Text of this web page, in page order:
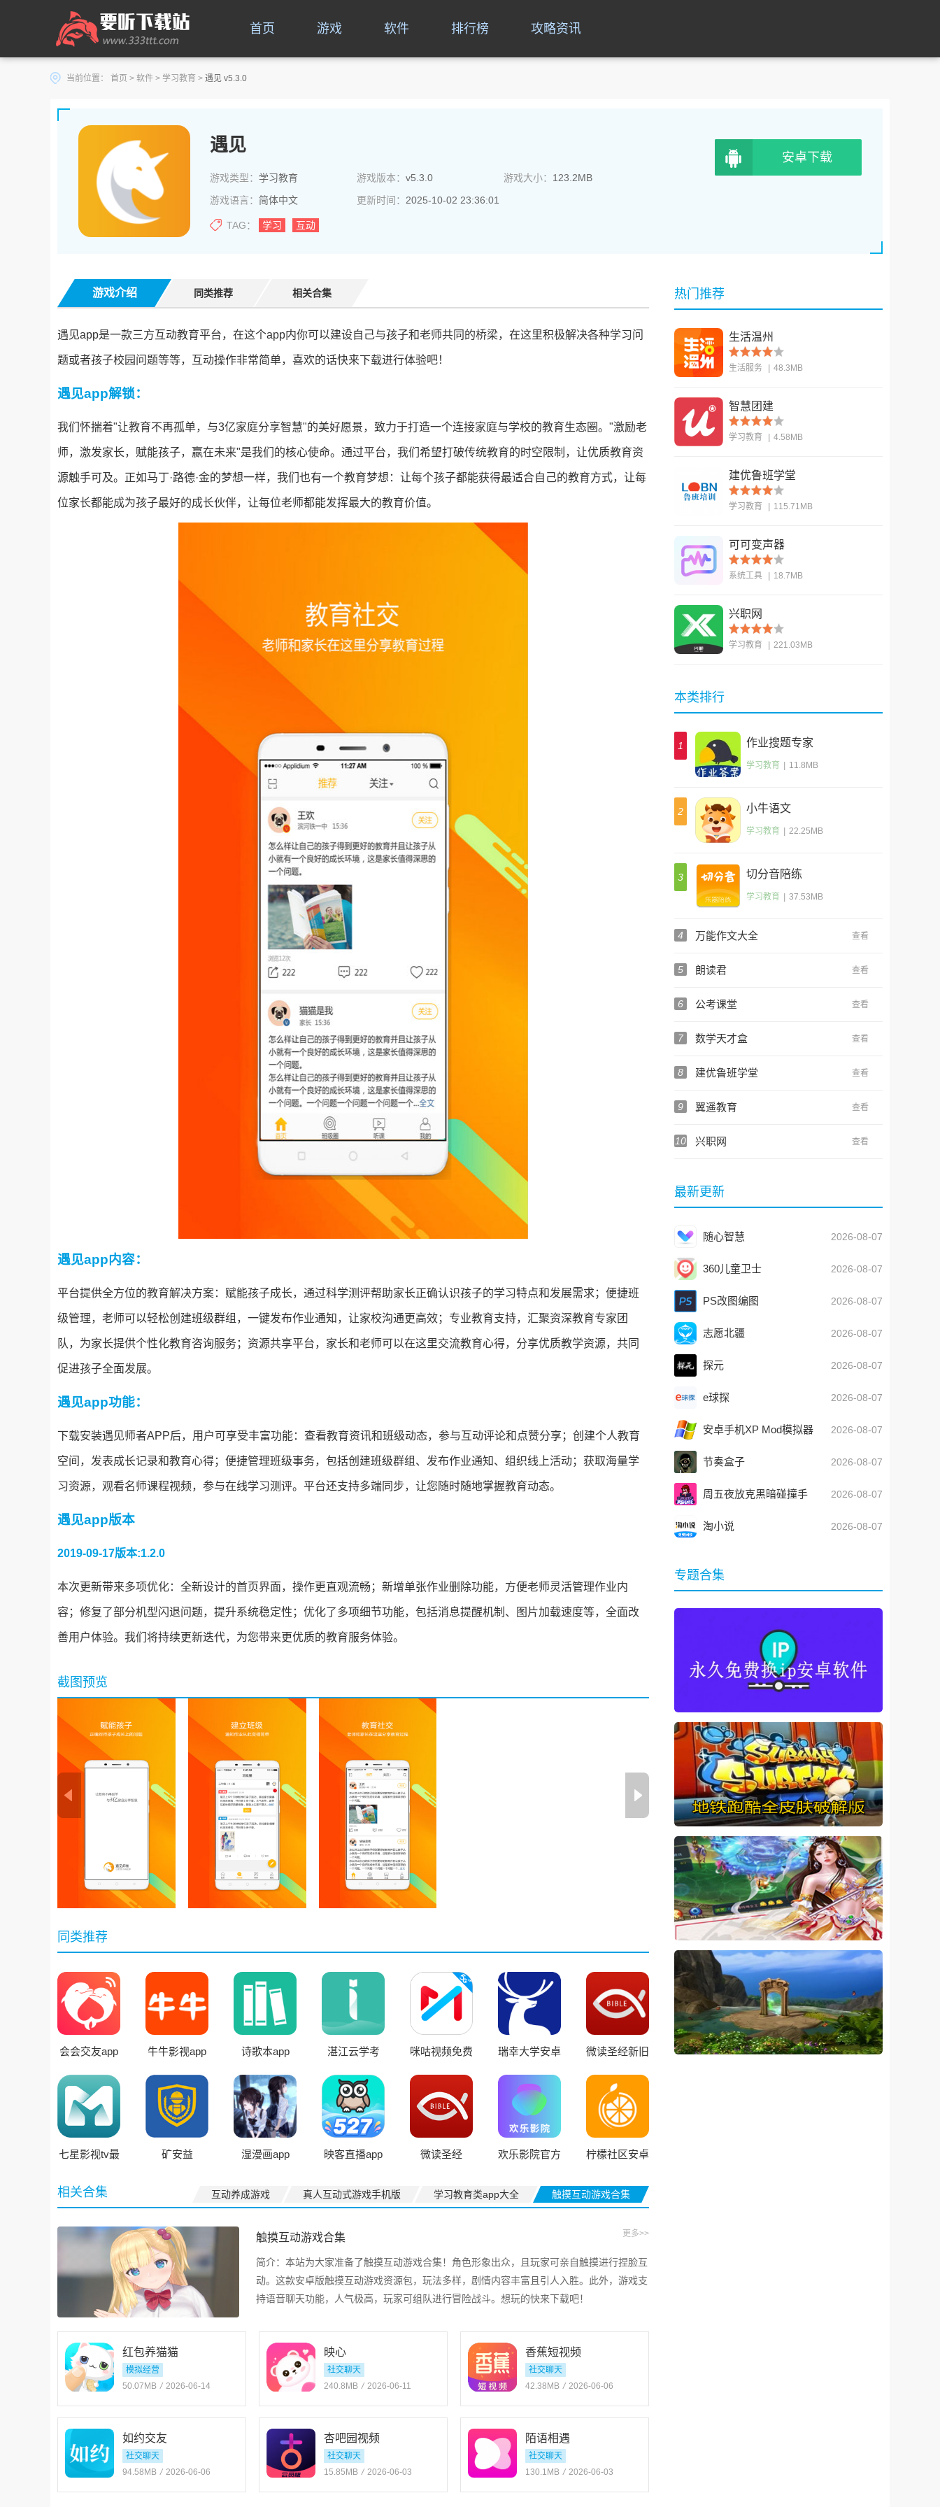
首页 游戏 软件 排行榜 攻略资讯
当前位置： 首页 > 软件 > 学习教育 > 遇见 v5.3.0
遇见
游戏类型： 学习教育 游戏版本： v5.3.0 游戏大小： 123.2MB
游戏语言： 简体中文 更新时间： 2025-10-02 23:36:01
TAG： 学习 互动
安卓下载
游戏介绍 同类推荐 相关合集
遇见app是一款三方互动教育平台，在这个app内你可以建设自己与孩子和老师共同的桥梁，在这里积极解决各种学习问
题或者孩子校园问题等等，互动操作非常简单，喜欢的话快来下载进行体验吧！
遇见app解锁：
我们怀揣着"让教育不再孤单，与3亿家庭分享智慧"的美好愿景，致力于打造一个连接家庭与学校的教育生态圈。"激励老
师，激发家长，赋能孩子，赢在未来"是我们的核心使命。通过平台，我们希望打破传统教育的时空限制，让优质教育资
源触手可及。正如马丁·路德·金的梦想一样，我们也有一个教育梦想：让每个孩子都能获得最适合自己的教育方式，让每
位家长都能成为孩子最好的成长伙伴，让每位老师都能发挥最大的教育价值。
遇见app内容：
平台提供全方位的教育解决方案：赋能孩子成长，通过科学测评帮助家长正确认识孩子的学习特点和发展需求；便捷班
级管理，老师可以轻松创建班级群组，一键发布作业通知，让家校沟通更高效；专业教育支持，汇聚资深教育专家团
队，为家长提供个性化教育咨询服务；资源共享平台，家长和老师可以在这里交流教育心得，分享优质教学资源，共同
促进孩子全面发展。
遇见app功能：
下载安装遇见师者APP后，用户可享受丰富功能：查看教育资讯和班级动态，参与互动评论和点赞分享；创建个人教育
空间，发表成长记录和教育心得；便捷管理班级事务，包括创建班级群组、发布作业通知、组织线上活动；获取海量学
习资源，观看名师课程视频，参与在线学习测评。平台还支持多端同步，让您随时随地掌握教育动态。
遇见app版本
2019-09-17版本:1.2.0
本次更新带来多项优化：全新设计的首页界面，操作更直观流畅；新增单张作业删除功能，方便老师灵活管理作业内
容；修复了部分机型闪退问题，提升系统稳定性；优化了多项细节功能，包括消息提醒机制、图片加载速度等，全面改
善用户体验。我们将持续更新迭代，为您带来更优质的教育服务体验。
截图预览
同类推荐
会会交友app
官方版
牛牛影视app
免费版
诗歌本app 湛江云学考
app官网版
咪咕视频免费
版
瑞幸大学安卓
版
微读圣经新旧
约和合本
七星影视tv最 矿安益 湿漫画app 映客直播app 微读圣经 欢乐影院官方 柠檬社区安卓
相关合集 触摸互动游戏合集
学习教育类app大全
真人互动式游戏手机版
互动养成游戏
触摸互动游戏合集 更多>>
简介： 本站为大家准备了触摸互动游戏合集！角色形象出众，且玩家可亲自触摸进行捏脸互
动。这款安卓版触摸互动游戏资源包，玩法多样，剧情内容丰富且引人入胜。此外，游戏支
持语音聊天功能，人气极高，玩家可组队进行冒险战斗。想玩的快来下载吧！
红包养猫猫
模拟经营
50.07MB / 2026-06-14
映心
社交聊天
240.8MB / 2026-06-11
香蕉短视频
社交聊天
42.38MB / 2026-06-06
如约交友
社交聊天
94.58MB / 2026-06-06
杏吧园视频
社交聊天
15.85MB / 2026-06-03
陌语相遇
社交聊天
130.1MB / 2026-06-03
热门推荐
生活温州
生活服务 48.3MB
智慧团建
学习教育 4.58MB
建优鲁班学堂
学习教育 115.71MB
可可变声器
系统工具 18.7MB
兴职网
学习教育 221.03MB
本类排行
1 作业搜题专家
学习教育 11.8MB
2 小牛语文
学习教育 22.25MB
3 切分音陪练
学习教育 37.53MB
4 万能作文大全 查看
5 朗读君 查看
6 公考课堂 查看
7 数学天才盒 查看
8 建优鲁班学堂 查看
9 翼遥教育 查看
10 兴职网 查看
最新更新
随心智慧 2026-08-07
360儿童卫士 2026-08-07
PS改图编图 2026-08-07
志愿北疆 2026-08-07
探元 2026-08-07
e球探 2026-08-07
安卓手机XP Mod模拟器
2026-08-07
节奏盒子 2026-08-07
周五夜放克黑暗碰撞手
2026-08-07
淘小说 2026-08-07
专题合集